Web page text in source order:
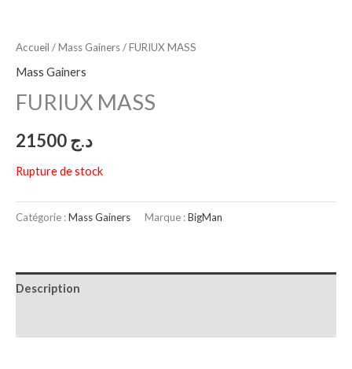
Accueil /Mass Gainers/ FURIUX MASS
Mass Gainers
FURIUX MASS
د.ج
Rupture de stock
Catégorie :Mass Gainers Marque :BigMan
Description